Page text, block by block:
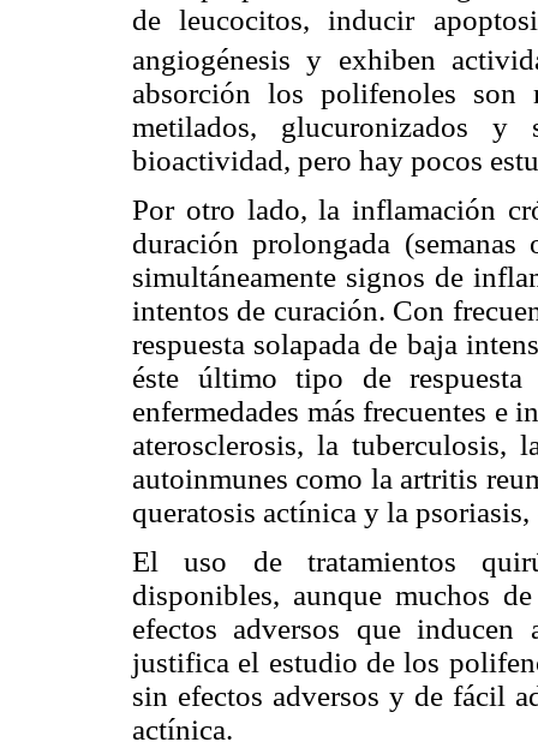
de leucocitos, inducir
angiogénesis y exhiben
absorción los polifenoles son
metilados, glucuronizados y
bioactividad, pero hay pocos
Por otro lado, la inflamación
duración prolongada
simultáneamente signos de
intentos de curación. Con
respuesta solapada de baja
éste último tipo de
enfermedades más frecuentes e
aterosclerosis, la tuberculosis,
autoinmunes como la artritis
queratosis actínica y la psoriasis,
El uso de tratamientos
disponibles, aunque muchos
efectos adversos que
justifica el estudio de los
sin efectos adversos y de fácil
actínica.